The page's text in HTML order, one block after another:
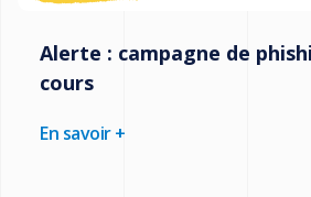
Alerte : campagne de
cours
En savoir +